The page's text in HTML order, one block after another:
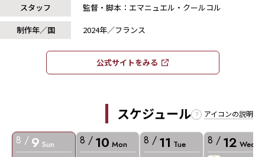
スタッフ
監督・脚本：エマニュエル・クールコル
制作年／国
2024年／フランス
公式サイトをみる​​
スケジュール アイコンの説明
8 / 9 Sun 8 / 10 Mon 8 / 11 Tue 8 / 12 Wed